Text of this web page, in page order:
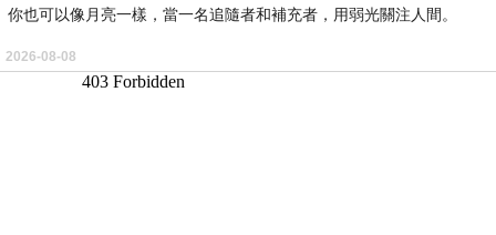
你也可以像月亮一樣，當一名追隨者和補充者，用弱光關注人間。
2026-08-08